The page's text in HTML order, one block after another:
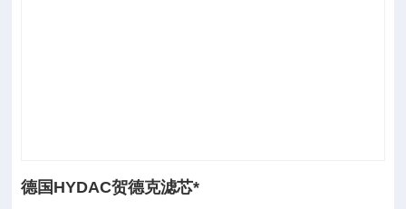
德国HYDAC贺德克滤芯*